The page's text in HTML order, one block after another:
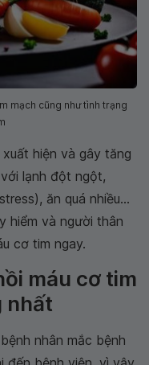
mạch cũng như tình trạng
hiện và gây tăng
lạnh đột ngột,
ăn quá nhiều...
hiểm và người thân
cơ tim ngay.
máu cơ tim
nhất
nhân mắc bệnh